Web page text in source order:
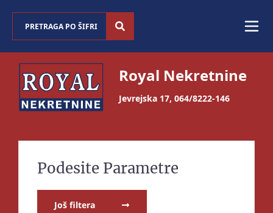
Royal Nekretnine
Jevrejska 17, 064/8222-146
Podesite Parametre
Još filtera